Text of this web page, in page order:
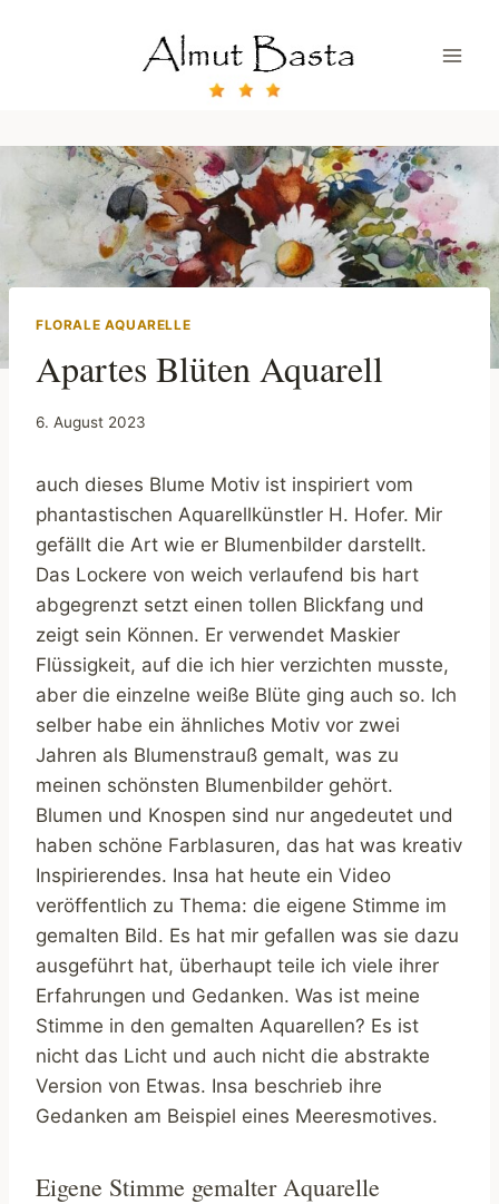
FLORALE AQUARELLE
Apartes Blüten Aquarell
6. August 2023
auch dieses Blume Motiv ist inspiriert vom
phantastischen Aquarellkünstler H. Hofer. Mir
gefällt die Art wie er Blumenbilder darstellt.
Das Lockere von weich verlaufend bis hart
abgegrenzt setzt einen tollen Blickfang und
zeigt sein Können. Er verwendet Maskier
Flüssigkeit, auf die ich hier verzichten musste,
aber die einzelne weiße Blüte ging auch so. Ich
selber habe ein ähnliches Motiv vor zwei
Jahren als Blumenstrauß gemalt, was zu
meinen schönsten Blumenbilder gehört.
Blumen und Knospen sind nur angedeutet und
haben schöne Farblasuren, das hat was kreativ
Inspirierendes. Insa hat heute ein Video
veröffentlich zu Thema: die eigene Stimme im
gemalten Bild. Es hat mir gefallen was sie dazu
ausgeführt hat, überhaupt teile ich viele ihrer
Erfahrungen und Gedanken. Was ist meine
Stimme in den gemalten Aquarellen? Es ist
nicht das Licht und auch nicht die abstrakte
Version von Etwas. Insa beschrieb ihre
Gedanken am Beispiel eines Meeresmotives.
Eigene Stimme gemalter Aquarelle